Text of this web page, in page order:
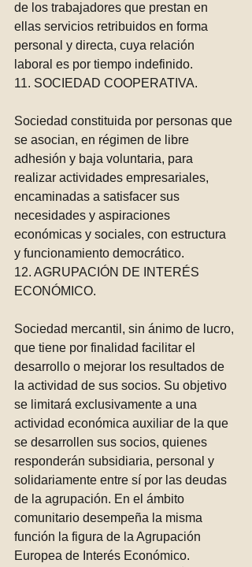
de los trabajadores que prestan en
ellas servicios retribuidos en forma
personal y directa, cuya relación
laboral es por tiempo indefinido.
11. SOCIEDAD COOPERATIVA.
Sociedad constituida por personas que
se asocian, en régimen de libre
adhesión y baja voluntaria, para
realizar actividades empresariales,
encaminadas a satisfacer sus
necesidades y aspiraciones
económicas y sociales, con estructura
y funcionamiento democrático.
12. AGRUPACIÓN DE INTERÉS
ECONÓMICO.
Sociedad mercantil, sin ánimo de lucro,
que tiene por finalidad facilitar el
desarrollo o mejorar los resultados de
la actividad de sus socios. Su objetivo
se limitará exclusivamente a una
actividad económica auxiliar de la que
se desarrollen sus socios, quienes
responderán subsidiaria, personal y
solidariamente entre sí por las deudas
de la agrupación. En el ámbito
comunitario desempeña la misma
función la figura de la Agrupación
Europea de Interés Económico.